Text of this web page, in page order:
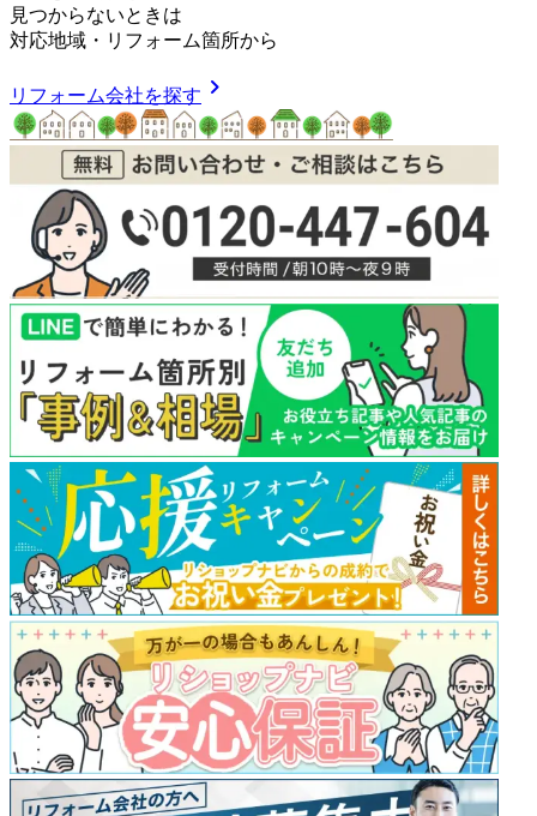
見つからないときは
対応地域 ・ リフォーム箇所から
リフォーム会社を探す chevron_right